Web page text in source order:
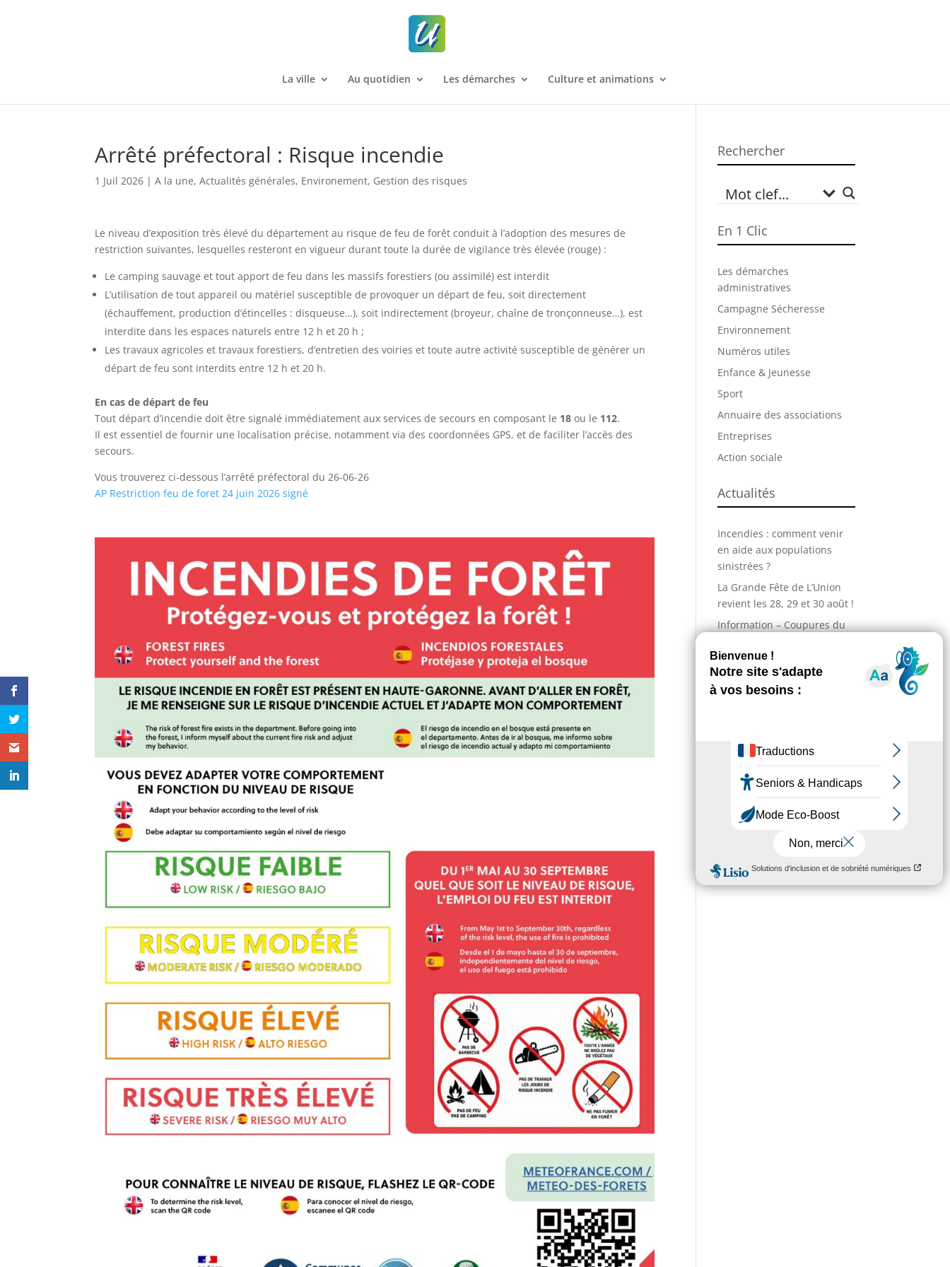
La ville Au quotidien Les démarches Culture et animations
Arrêté préfectoral : Risque incendie
1 Juil 2026 |A la une,Actualités générales, Environement, Gestion des risques
Le niveau d’exposition très élevé du département au risque de feu de forêt conduit à l’adoption des mesures de
restriction suivantes, lesquelles resteront en vigueur durant toute la durée de vigilance très élevée (rouge) :
Le camping sauvage et tout apport de feu dans les massifs forestiers (ou assimilé) est interdit
L’utilisation de tout appareil ou matériel susceptible de provoquer un départ de feu, soit directement
(échauffement, production d’étincelles : disqueuse…), soit indirectement (broyeur, chaîne de tronçonneuse…), est
interdite dans les espaces naturels entre 12 h et 20 h ;
Les travaux agricoles et travaux forestiers, d’entretien des voiries et toute autre activité susceptible de générer un
départ de feu sont interdits entre 12 h et 20 h.
En cas de départ de feu
Tout départ d’incendie doit être signalé immédiatement aux services de secours en composant le 18 ou le 112.
Il est essentiel de fournir une localisation précise, notamment via des coordonnées GPS, et de faciliter l’accès des
secours.
Vous trouverez ci-dessous l’arrêté préfectoral du 26-06-26
AP Restriction feu de foret 24 juin 2026 signé
Rechercher
En 1 Clic
Les démarches
administratives
Campagne Sécheresse
Environnement
Numéros utiles
Enfance & Jeunesse
Sport
Annuaire des associations
Entreprises
Action sociale
Actualités
Incendies : comment venir
en aide aux populations
sinistrées ?
La Grande Fête de L’Union
revient les 28, 29 et 30 août !
Information – Coupures du